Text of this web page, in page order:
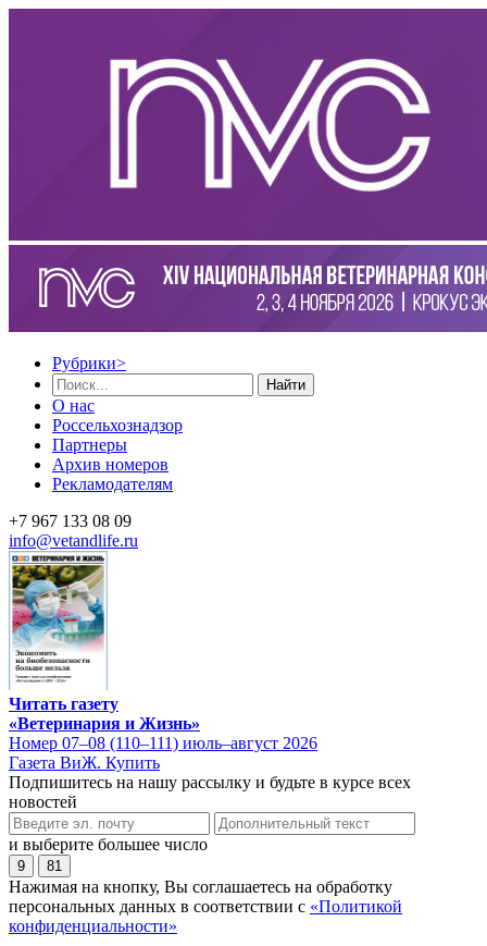
Рубрики>
Найти
О нас
Россельхознадзор
Партнеры
Архив номеров
Рекламодателям
+7 967 133 08 09
info@vetandlife.ru
Читать газету
«Ветеринария и Жизнь»
Номер 07–08 (110–111) июль–август 2026
Газета ВиЖ. Купить
Подпишитесь на нашу рассылку и будьте в курсе всех
новостей
и выберите большее число
9 81
Нажимая на кнопку, Вы соглашаетесь на обработку
персональных данных в соответствии с «Политикой
конфиденциальности»